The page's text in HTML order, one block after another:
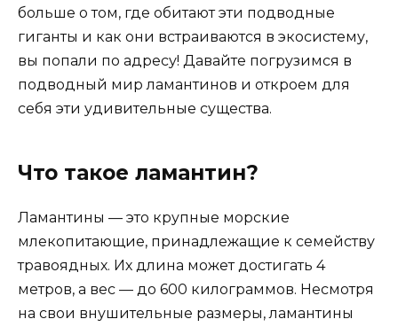
больше о том, где обитают эти подводные
гиганты и как они встраиваются в экосистему,
вы попали по адресу! Давайте погрузимся в
подводный мир ламантинов и откроем для
себя эти удивительные существа.
Что такое ламантин?
Ламантины — это крупные морские
млекопитающие, принадлежащие к семейству
травоядных. Их длина может достигать 4
метров, а вес — до 600 килограммов. Несмотря
на свои внушительные размеры, ламантины